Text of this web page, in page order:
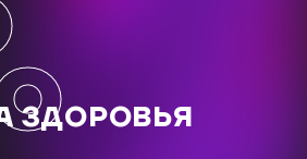
ЗДОРОВЬЯ